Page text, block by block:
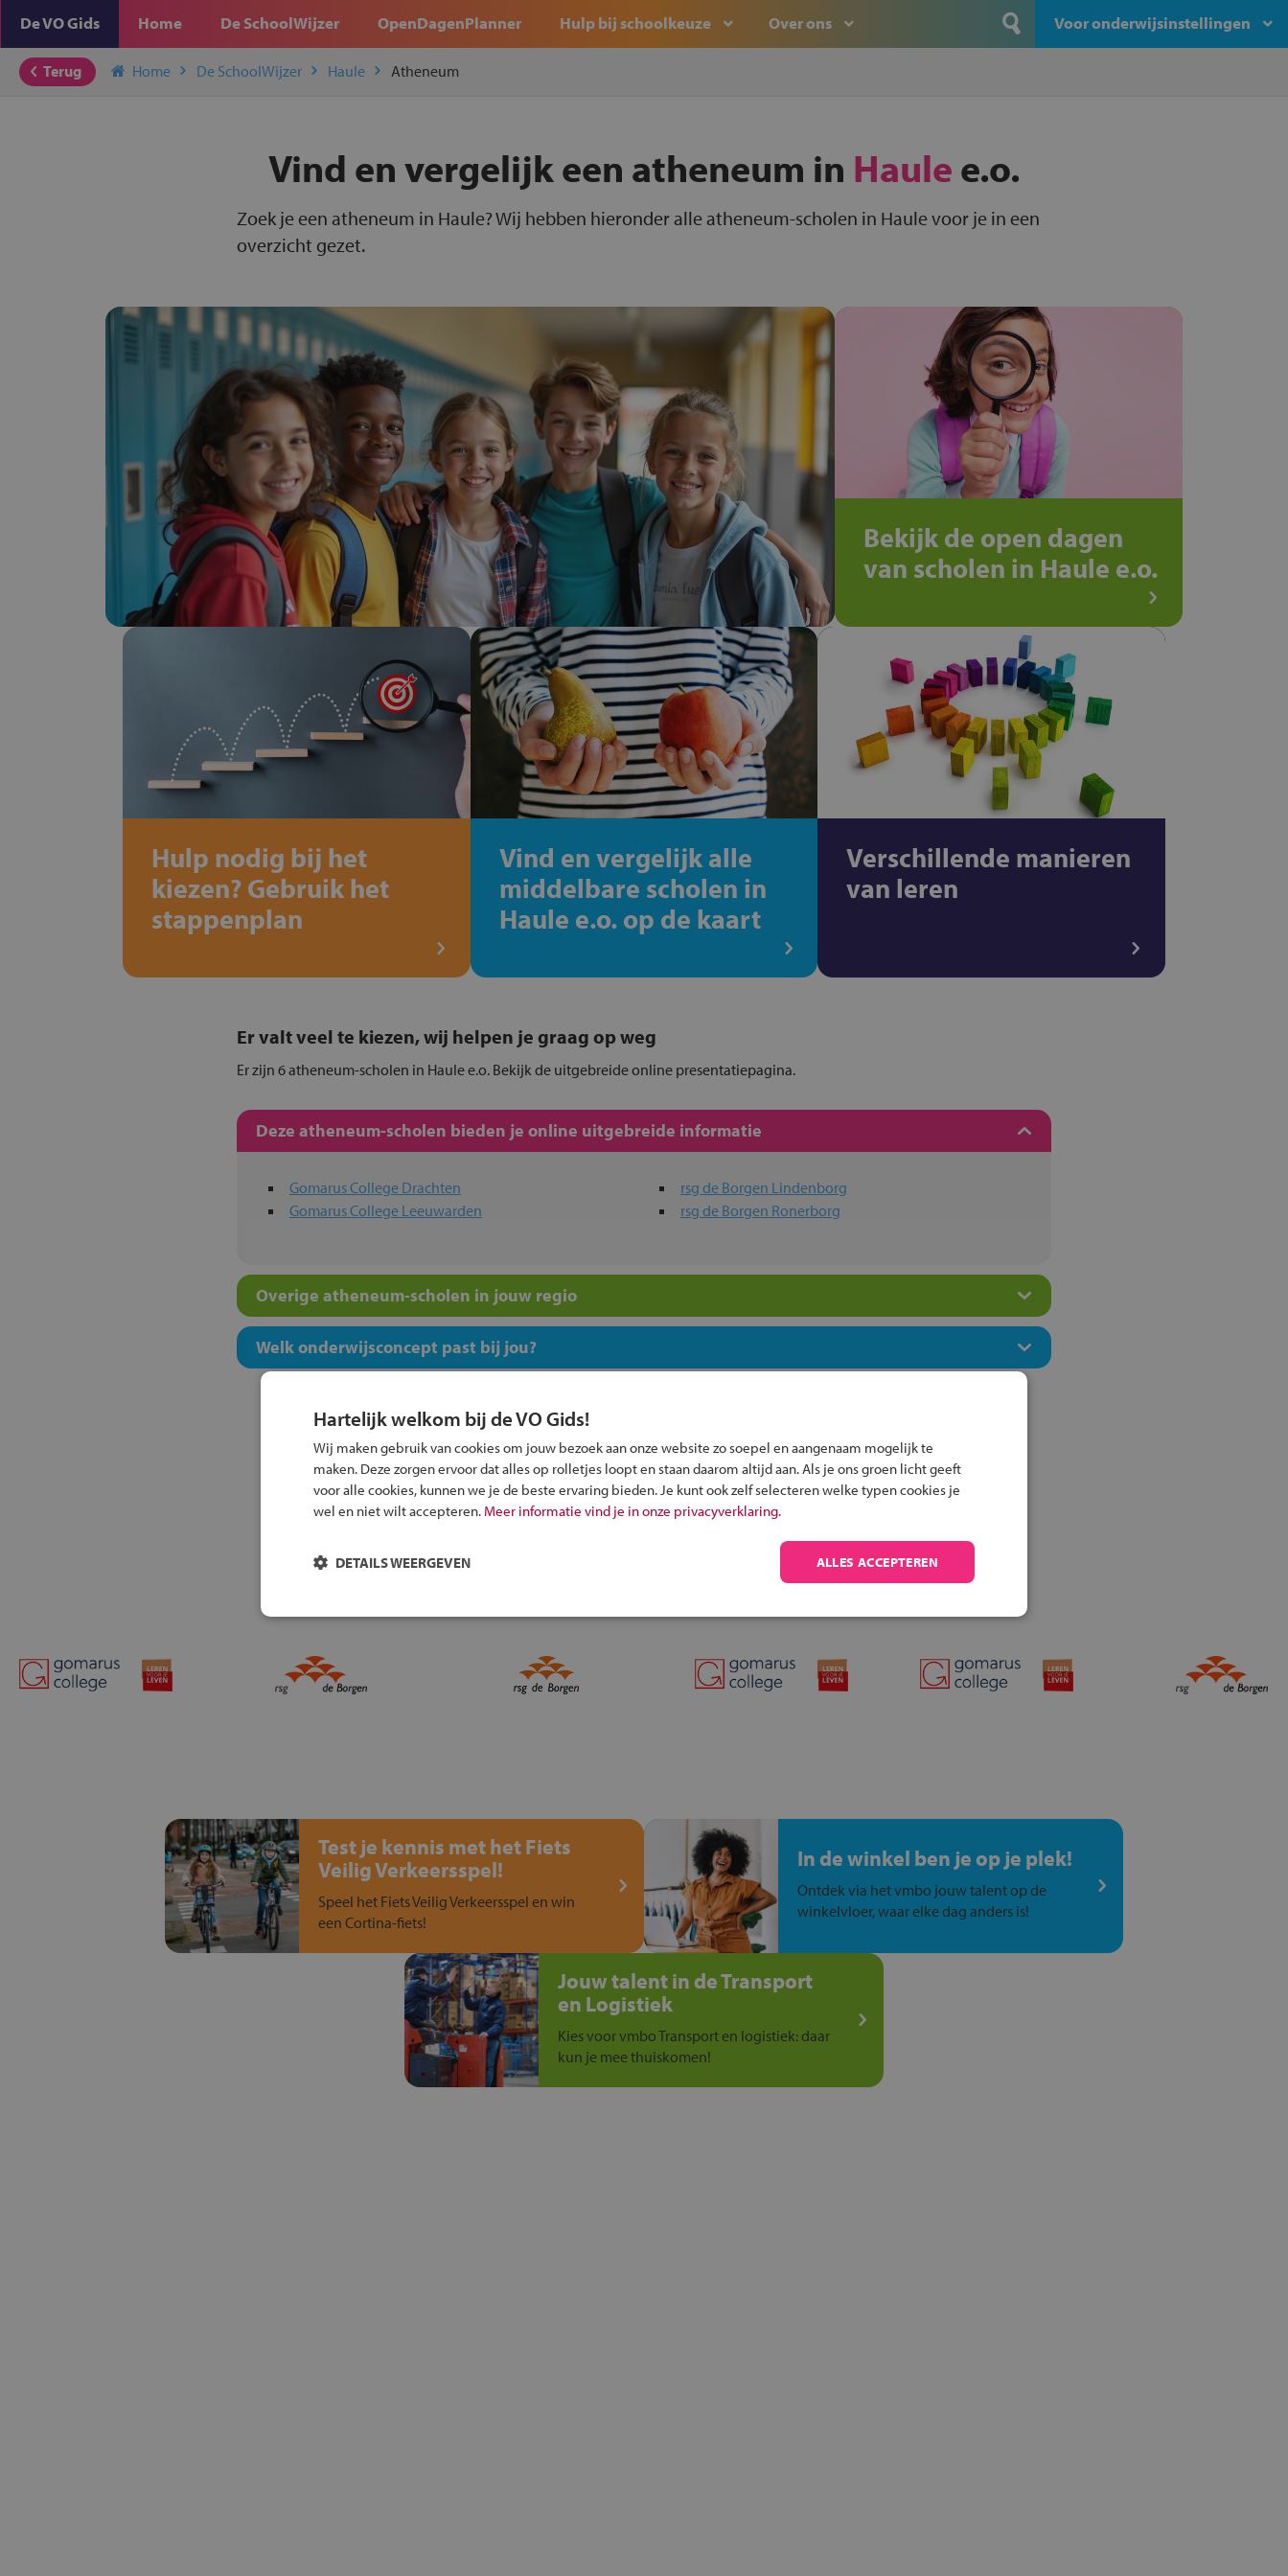
De VO Gids Home De SchoolWijzer OpenDagenPlanner Hulp bij schoolkeuze Over ons Voor onderwijsinstellingen
Terug Home De SchoolWijzer Haule Atheneum
Vind en vergelijk een atheneum in Haulee.o.
Zoek je een atheneum in Haule? Wij hebben hieronder alle atheneum-scholen in Haule voor je in een
overzicht gezet.
Bekijk de open dagen
van scholen in Haule e.o.
Hulp nodig bij het
kiezen? Gebruik het
stappenplan
Vind en vergelijk alle
middelbare scholen in
Haule e.o. op de kaart
Verschillende manieren
van leren
Er valt veel te kiezen, wij helpen je graag op weg
Er zijn 6 atheneum-scholen in Haule e.o. Bekijk de uitgebreide online presentatiepagina.
Deze atheneum-scholen bieden je online uitgebreide informatie
Gomarus College Drachten
Gomarus College Leeuwarden
rsg de Borgen Lindenborg
rsg de Borgen Ronerborg
Overige atheneum-scholen in jouw regio
Welk onderwijsconcept past bij jou?
Inschrijven?
Alle informatie om je kind aan te melden bij
Test je kennis met het Fiets
Veilig Verkeersspel!
Speel het Fiets Veilig Verkeersspel en win
een Cortina-fiets!
In de winkel ben je op je plek!
Ontdek via het vmbo jouw talent op de
winkelvloer, waar elke dag anders is!
Jouw talent in de Transport
en Logistiek
Kies voor vmbo Transport en logistiek: daar
kun je mee thuiskomen!
Hartelijk welkom bij de VO Gids!
Wij maken gebruik van cookies om jouw bezoek aan onze website zo soepel en aangenaam mogelijk te
maken. Deze zorgen ervoor dat alles op rolletjes loopt en staan daarom altijd aan. Als je ons groen licht geeft
voor alle cookies, kunnen we je de beste ervaring bieden. Je kunt ook zelf selecteren welke typen cookies je
wel en niet wilt accepteren. Meer informatie vind je in onze privacyverklaring.
ALLES ACCEPTEREN
DETAILS WEERGEVEN